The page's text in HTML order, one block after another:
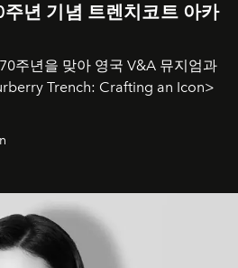
년 기념 트렌치코트 아카
주년을 맞아 영국 V&A 뮤지엄과
Trench: Crafting an Icon>